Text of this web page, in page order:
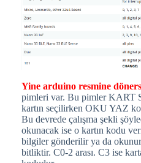
Yine arduino resmine
pimleri var. Bu pimler KART
kartın seçilirken OKU YAZ
Bu devrede çalışma şekli
okunacak ise o kartın kodu
bilgiler gönderilir ya da
bitliktir. C0-2 arası. C3 ise